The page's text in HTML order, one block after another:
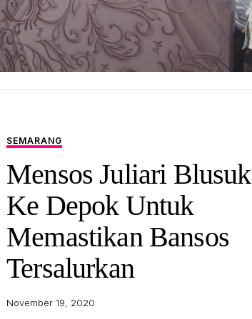
SEMARANG
Mensos Juliari
Ke Depok Untuk
Memastikan Bansos
Tersalurkan
November 19, 2020